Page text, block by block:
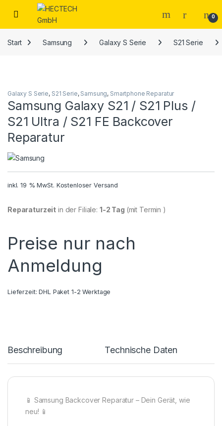
Open 0
Start Samsung Galaxy S Serie S21 Serie
Galaxy S Serie, S21 Serie, Samsung, Smartphone Reparatur
Samsung Galaxy S21 / S21 Plus /
S21 Ultra / S21 FE Backcover
Reparatur
inkl. 19 % MwSt. Kostenloser Versand
Reparaturzeit in der Filiale: 1-2 Tag (mit Termin )
Preise nur nach
Anmeldung
Lieferzeit:DHL Paket 1-2 Werktage
Beschreibung Technische Daten
📱 Samsung Backcover Reparatur – Dein Gerät, wie
neu! 📱